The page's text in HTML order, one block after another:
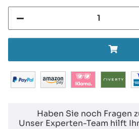
Haben Sie noch Fragen
Unser Experten-Team hilft